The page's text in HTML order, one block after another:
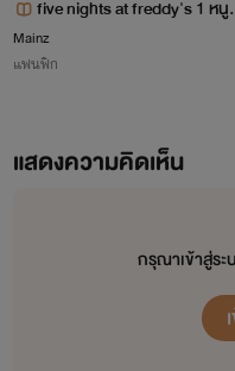
five nights at freddy's 1 หนูก็เ
ป็นยามได้นะ:>
Mainz
แฟนฟิก
แสดงความคิดเห็น
กรุณาเข้าสู่ร